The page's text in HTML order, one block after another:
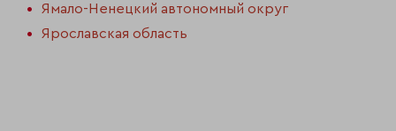
Ямало-Ненецкий автономный округ
Ярославская область